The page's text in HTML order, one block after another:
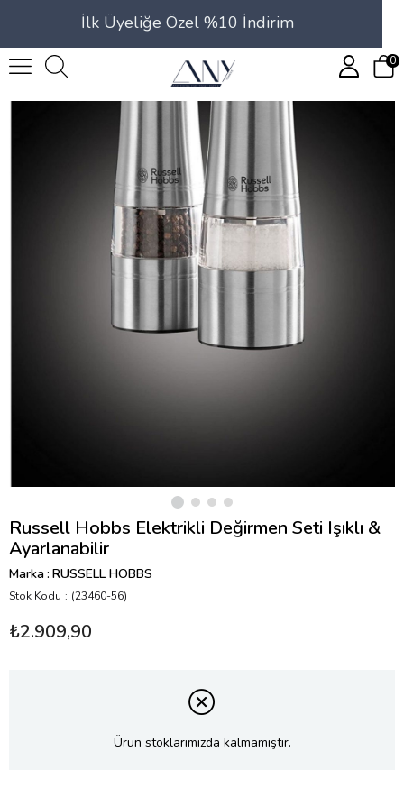
İlk Üyeliğe Özel %10 İndirim
0
Russell Hobbs Elektrikli Değirmen Seti Işıklı &
Ayarlanabilir
Marka: RUSSELL HOBBS
Stok Kodu (23460-56)
₺2.909,90
Ürün stoklarımızda kalmamıştır.